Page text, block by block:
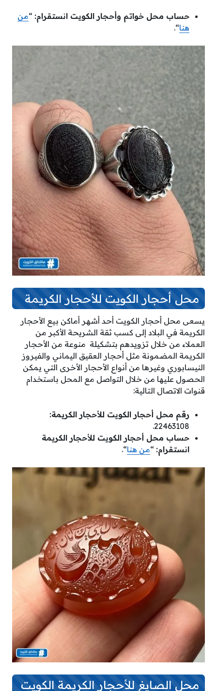
حساب محل خواتم وأحجار الكويت انستقرام: “من
هنا“.
محل أحجار الكويت للأحجار الكريمة
يسعى محل أحجار الكويت أحد أشهر أماكن بيع الأحجار
الكريمة في البلاد إلى كسب ثقة الشريحة الأكبر من
العملاء من خلال تزويدهم بتشكيلة منوعة من الأحجار
الكريمة المضمونة مثل أحجار العقيق اليماني والفيروز
النيسابوري وغيرها من أنواع الأحجار الأخرى التي يمكن
الحصول عليها من خلال التواصل مع المحل باستخدام
قنوات الاتصال التالية:
رقم محل أحجار الكويت للأحجار الكريمة:
22463108.
حساب محل أحجار الكويت للأحجار الكريمة
انستقرام: “من هنا“.
محل الصايغ للأحجار الكريمة الكويت